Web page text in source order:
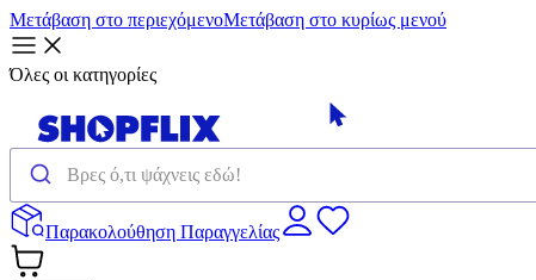
Μετάβαση στο περιεχόμενοΜετάβαση στο κυρίως μενού
Όλες οι κατηγορίες
Παρακολούθηση Παραγγελίας